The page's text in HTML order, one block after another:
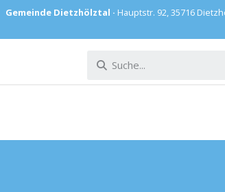
Gemeinde Dietzhölztal · Hauptstr. 92, 35716